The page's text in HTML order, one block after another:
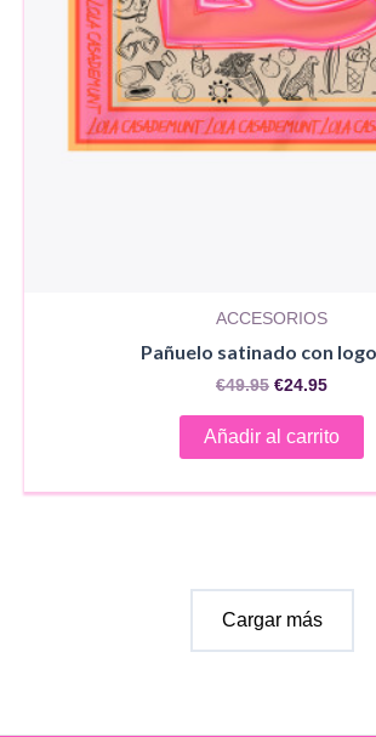
ACCESORIOS
Pañuelo satinado con
€49.95 El
original
era:
€24.95El
actual
es:
Añadir al carrito
Cargar más